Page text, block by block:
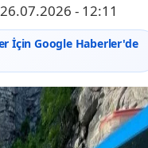
26.07.2026 - 12:11
İçin Google Haberler'de